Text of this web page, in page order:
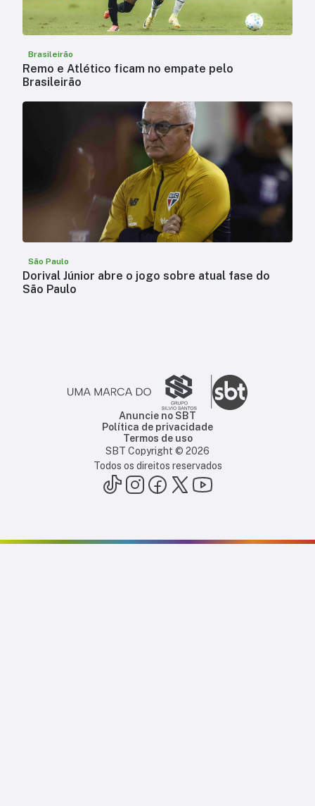
Brasileirão
Remo e Atlético ficam no empate pelo
Brasileirão
São Paulo
Dorival Júnior abre o jogo sobre atual fase do
São Paulo
Anuncie no SBT
Política de privacidade
Termos de uso
SBT Copyright © 2026
Todos os direitos reservados